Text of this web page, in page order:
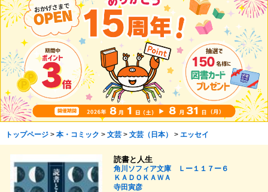
トップページ> 本・コミック > 文芸> 文芸（日本） > エッセイ
読書と人生
角川ソフィア文庫 Ｌー１１７ー６
ＫＡＤＯＫＡＷＡ
寺田寅彦